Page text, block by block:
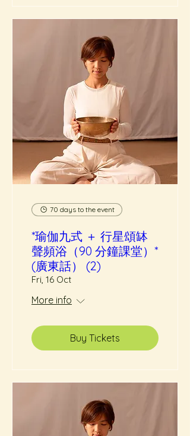
70 days to the event
*瑜伽九式 ＋ 行星頌缽
聲頻浴（90 分鐘課堂）*
(廣東話） (2)
Fri, 16 Oct
More info
Buy Tickets